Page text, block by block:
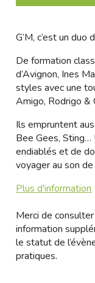
G’M, c’est un duo
De formation
d’Avignon, Ines
styles avec une
Amigo, Rodrigo &
Ils empruntent
Bee Gees, Sting…
endiablés et de
voyager au son
Plus d'information
Merci de
information
le statut de
pratiques.